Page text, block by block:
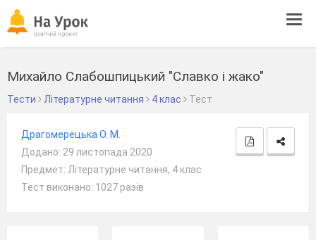
Михайло Слабошпицький "Славко і жако"
Тести Літературне читання 4 клас Тест
Драгомерецька О. М.
Додано: 29 листопада 2020
Предмет: Літературне читання, 4 клас
Тест виконано: 1027 разів